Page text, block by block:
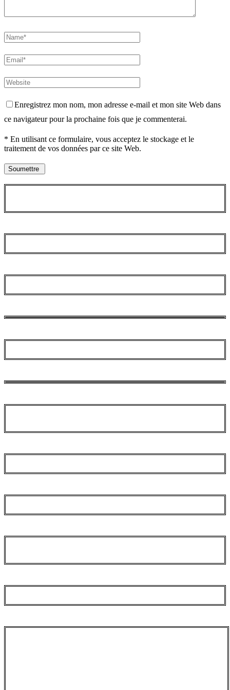
Enregistrez mon nom, mon adresse e-mail et mon site Web dans
ce navigateur pour la prochaine fois que je commenterai.
* En utilisant ce formulaire, vous acceptez le stockage et le
traitement de vos données par ce site Web.